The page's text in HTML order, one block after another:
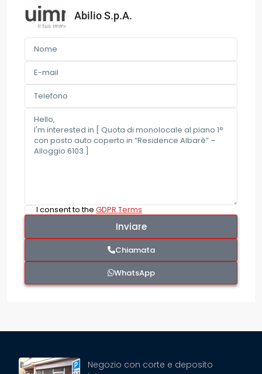
Abilio S.p.A.
I consent to the GDPR Terms
Chiamata
WhatsApp
Negozio con corte e deposito